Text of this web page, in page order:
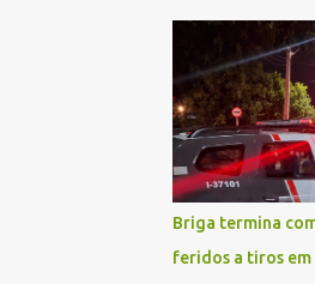
pública não é
decidir melhor
maior benefício
reflexão encontra
da admini...
ocorrência, a
WhatsApp de
o novo gerente da
empresa. O
necessário
passou a orientar
procedimentos
Dias depois, o
documento em
Briga termina
feridos a tiros